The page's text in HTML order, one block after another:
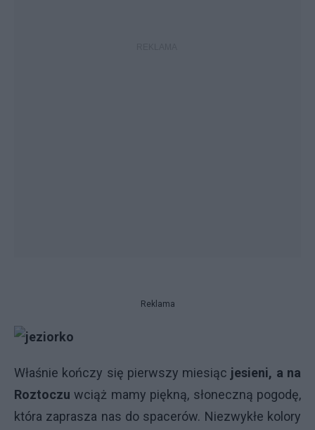
Reklama
Właśnie kończy się pierwszy miesiąc jesieni, a na
Roztoczu wciąż mamy piękną, słoneczną pogodę,
która zaprasza nas do spacerów. Niezwykłe kolory